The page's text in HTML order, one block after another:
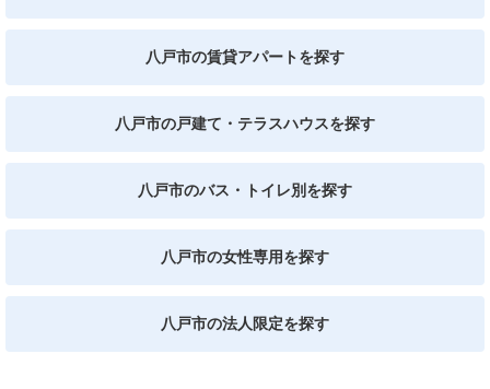
八戸市の賃貸アパートを探す
八戸市の戸建て・テラスハウスを探す
八戸市のバス・トイレ別を探す
八戸市の女性専用を探す
八戸市の法人限定を探す